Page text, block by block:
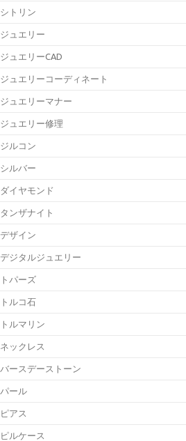
シトリン
ジュエリー
ジュエリーCAD
ジュエリーコーディネート
ジュエリーマナー
ジュエリー修理
ジルコン
シルバー
ダイヤモンド
タンザナイト
デザイン
デジタルジュエリー
トパーズ
トルコ石
トルマリン
ネックレス
バースデーストーン
パール
ピアス
ピルケース